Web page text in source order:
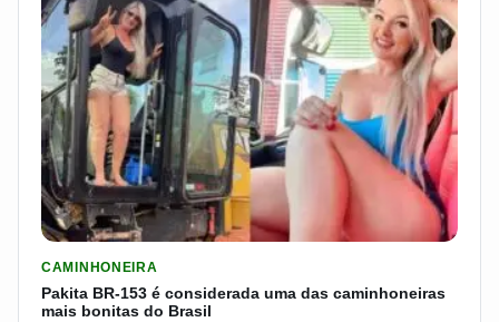
CAMINHONEIRA
Pakita BR-153 é considerada uma das caminhoneiras
mais bonitas do Brasil